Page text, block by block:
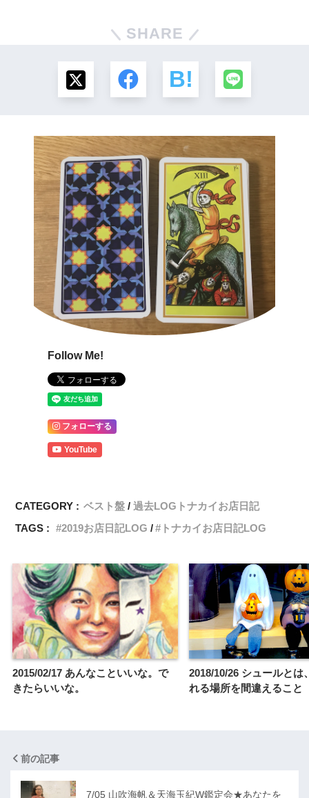
SHARE
Follow Me!
フォローする
YouTube
CATEGORY : ベスト盤
過去LOGトナカイお店日記
TAGS :
2019お店日記LOG トナカイお店日記LOG
2015/02/17 あんなこといいな。で
きたらいいな。
2018/10/26 シュールとは
れる場所を間違えること
前の記事
7/05 山吹海帆＆天海玉紀W鑑定会★あなたを